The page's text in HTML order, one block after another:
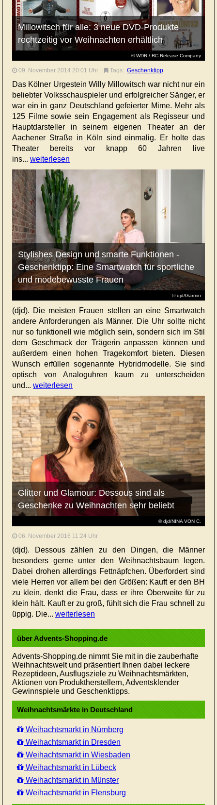
© WDR / RC Release Company
Millowitsch für alle: 3 neue DVD-Produkte
rechtzeitig vor Weihnachten erhältlich
09. November 2014 20:01 Uhr Tags: Geschenktipp
Das Kölner Urgestein Willy Millowitsch war nicht nur ein
beliebter Volksschauspieler und erfolgreicher Sänger, er
war ein in ganz Deutschland gefeierter Mime. Mehr als
125 Filme sowie sein Engagement als Regisseur und
Hauptdarsteller in seinem eigenen Theater an der
Aachener Straße in Köln sind einmalig. Er holte das
Theater bereits vor knapp 60 Jahren live
ins... weiterlesen
© djd/Garmin
Stylishes Design und smarte Funktionen -
Geschenktipp: Eine Smartwatch für sportliche
und modebewusste Frauen
(djd). Die meisten Frauen stellen an eine Smartwatch
andere Anforderungen als Männer. Die Uhr sollte nicht
nur so funktionell wie möglich sein, sondern sich im Stil
dem Geschmack der Trägerin anpassen können und
außerdem einen hohen Tragekomfort bieten. Diesen
Wunsch erfüllen sogenannte Hybridmodelle. Sie sind
optisch von Analoguhren kaum zu unterscheiden
und... weiterlesen
© djd/NINA VON C.
Glitter und Glamour: Dessous sind als
Geschenke zu Weihnachten sehr beliebt
06. November 2016 11:24 Uhr
(djd). Dessous zählen zu den Dingen, die Männer
besonders gerne unter den Weihnachtsbaum legen.
Dabei drohen allerdings Fettnäpfchen. Überfordert sind
viele Herren vor allem bei den Größen: Kauft er den BH
zu klein, denkt die Frau, dass er ihre Oberweite für zu
klein hält. Kauft er zu groß, fühlt sich die Frau schnell zu
üppig. Die... weiterlesen
über Advents-Shopping.de
Advents-Shopping.de nimmt Sie mit in die zauberhafte
Weihnachtswelt und präsentiert Ihnen dabei leckere
Rezeptideen, Ausflugsziele zu Weihnachtsmärkten,
Aktionen von Produktherstellern, Adventsklender
Gewinnspiele und Geschenktipps.
Weihnachtsmärkte in Deutschland
Weihachtsmarkt in Nürnberg
Weihachtsmarkt in Dresden
Weihachtsmarkt in Wiesbaden
Weihachtsmarkt in Lübeck
Weihachtsmarkt in Münster
Weihachtsmarkt in Flensburg